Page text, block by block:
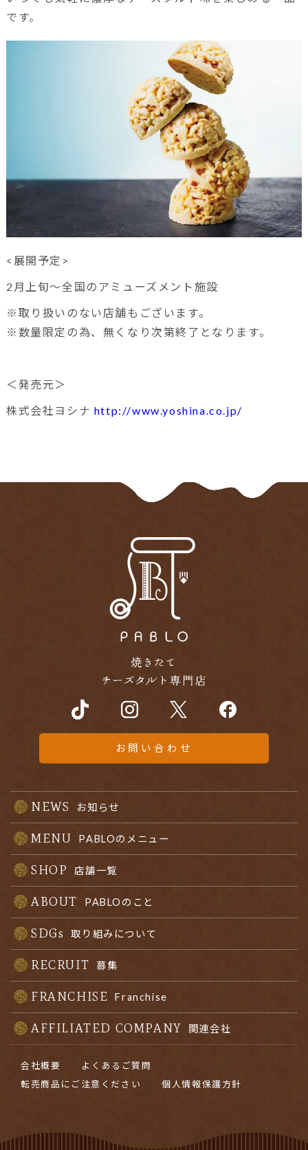
です。
<展開予定>
2月上旬～全国のアミューズメント施設
※取り扱いのない店舗もございます。
※数量限定の為、無くなり次第終了となります。
＜発売元＞
株式会社ヨシナ http://www.yoshina.co.jp/
お問い合わせ
NEWS お知らせ
MENU PABLOのメニュー
SHOP 店舗一覧
ABOUT PABLOのこと
SDGs 取り組みについて
RECRUIT 募集
FRANCHISE Franchise
AFFILIATED COMPANY 関連会社
会社概要
よくあるご質問
転売商品にご注意ください
個人情報保護方針